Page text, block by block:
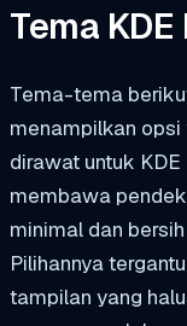
Tema
Tema-tema
menampilkan
dirawat untuk
membawa
minimal dan
Pilihannya
tampilan yang